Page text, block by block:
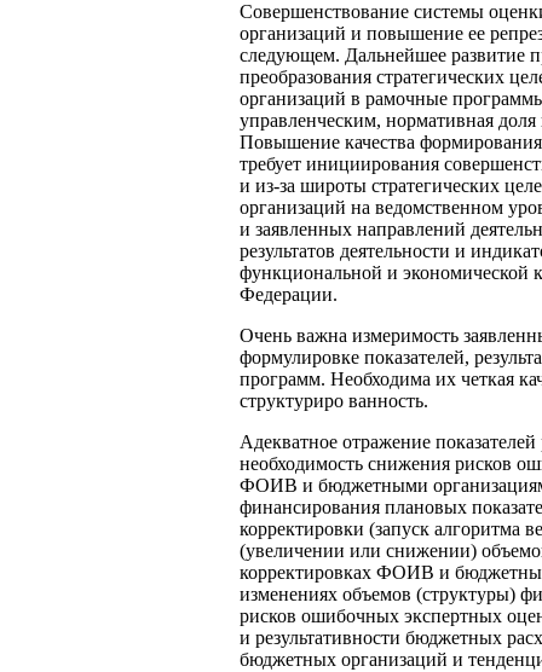
Совершенствование системы
организаций и повышение ее
следующем. Дальнейшее развитие
преобразования стратегических
организаций в рамочные
управленческим, нормативная
Повышение качества
требует инициирования
и из-за широты стратегических
организаций на ведомственном
и заявленных направлений
результатов деятельности и
функциональной и экономической
Федерации.
Очень важна измеримость
формулировке показателей,
программ. Необходима их четкая
структуриро ванность.
Адекватное отражение
необходимость снижения рисков
ФОИВ и бюджетными
финансирования плановых
корректировки (запуск алгоритма
(увеличении или снижении)
корректировках ФОИВ и
изменениях объемов (структуры)
рисков ошибочных экспертных
и результативности бюджетных
бюджетных организаций и